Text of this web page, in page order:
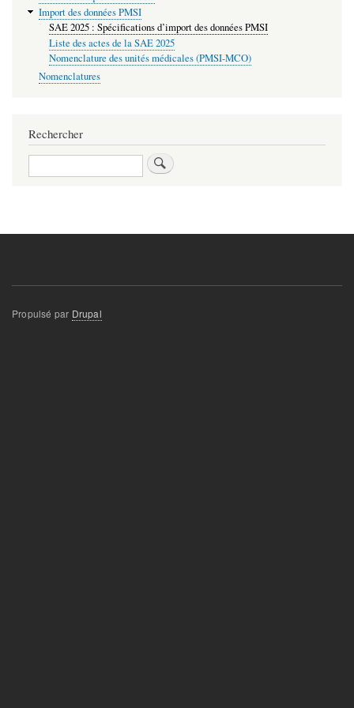
Import des données PMSI
SAE 2025 : Spécifications d’import des données PMSI
Liste des actes de la SAE 2025
Nomenclature des unités médicales (PMSI-MCO)
Nomenclatures
Rechercher
Rechercher
Propulsé par Drupal